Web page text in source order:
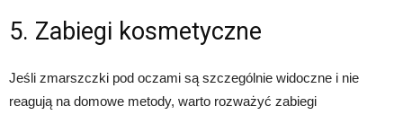
5. Zabiegi kosmetyczne
Jeśli zmarszczki pod oczami są szczególnie widoczne i nie
reagują na domowe metody, warto rozważyć zabiegi